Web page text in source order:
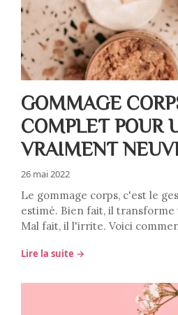
GOMMAGE
COMPLET POUR
VRAIMENT
26 mai 2022
Le gommage corps, c'est le
estimé. Bien fait, il transforme
Mal fait, il l'irrite. Voici
Lire la suite →